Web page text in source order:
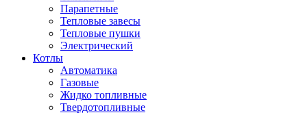
Парапетные
Тепловые завесы
Тепловые пушки
Электрический
Котлы
Автоматика
Газовые
Жидко топливные
Твердотопливные